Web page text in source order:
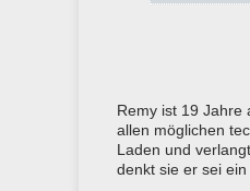
Remy ist 19 Jahre
allen möglichen
Laden und
denkt sie er sei ein